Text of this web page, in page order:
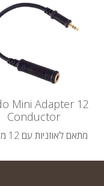
Mini Adapter 12
Conductor
מתאם לאוזניות עם 12 מוליכים